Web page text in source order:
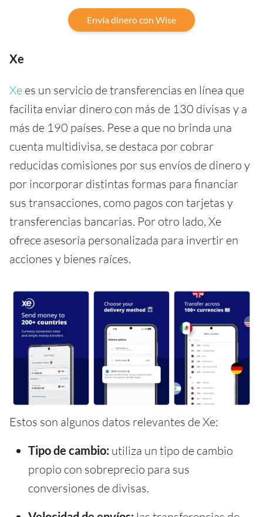
Envía dinero con Wise
Xe
Xe es un servicio de transferencias en línea que
facilita enviar dinero con más de 130 divisas y a
más de 190 países. Pese a que no brinda una
cuenta multidivisa, se destaca por cobrar
reducidas comisiones por sus envíos de dinero y
por incorporar distintas formas para financiar
sus transacciones, como pagos con tarjetas y
transferencias bancarias. Por otro lado, Xe
ofrece asesoría personalizada para invertir en
acciones y bienes raíces.
Estos son algunos datos relevantes de Xe:
Tipo de cambio: utiliza un tipo de cambio
propio con sobreprecio para sus
conversiones de divisas.